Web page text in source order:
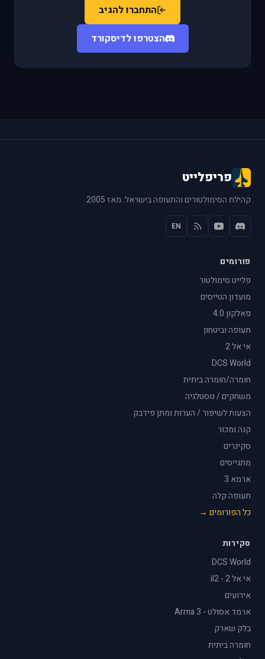
התחברו להגיב
הצטרפו לדיסקורד
פריפלייט
קהילת הסימולטורים והתעופה בישראל. מאז 2005.
EN
פורומים
פלייט סימולטור
מועדון הטייסים
פאלקון 4.0
תעופה וביטחון
אי אל 2
DCS World
חומרה/חומרה ביתית
משחקים / נוסטלגיה
הצעות לשיפור / הערות ומתן פידבק
קנה ומכור
סקינרים
מתגייסים
ארמא 3
תעופה קלה
כל הפורומים →
סקירות
DCS World
אי אל 2 - il2
אירועים
ארמד אסולט - Arma 3
בלק שארק
חומרה ביתית